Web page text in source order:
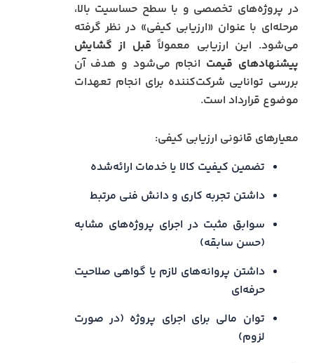
در پروژه‌های تخصصی و با سطح حساسیت بالا،
مرحله‌ای با عنوان «ارزیابی کیفی» در نظر گرفته
می‌شود. این ارزیابی معمولاً قبل از گشایش
پیشنهادهای قیمت انجام می‌شود و هدف آن
بررسی توانایی شرکت‌کننده برای انجام تعهدات
موضوع قرارداد است.
معیارهای قانونی ارزیابی کیفی:
تضمین کیفیت کالا یا خدمات ارائه‌شده
داشتن تجربه کاری و دانش فنی مرتبط
سوابق مثبت در اجرای پروژه‌های مشابه
(حسن سابقه)
داشتن پروانه‌های لازم یا گواهی صلاحیت
حرفه‌ای
توان مالی برای اجرای پروژه (در صورت
لزوم)